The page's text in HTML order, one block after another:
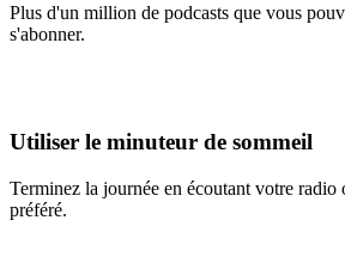
Plus d'un million de podcasts que vous
s'abonner.
Utiliser le minuteur de sommeil
Terminez la journée en écoutant votre radio
préféré.